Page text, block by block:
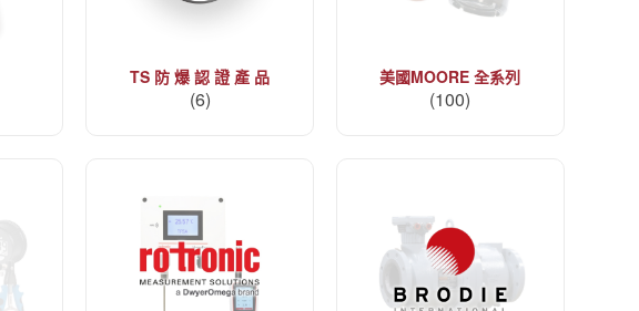
TS 防 爆 認 證 產 品
(6)
美國MOORE 全系列
(100)